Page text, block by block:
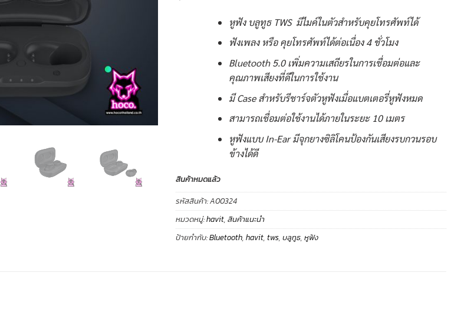
หูฟัง บลูทูธ TWS มีไมค์ในตัวสำหรับคุยโทรศัพท์ได้
ฟังเพลง หรือ คุยโทรศัพท์ได้ต่อเนื่อง 4 ชั่วโมง
Bluetooth 5.0 เพิ่มความเสถียรในการเชื่อมต่อและ
คุณภาพเสียงที่ดีในการใช้งาน
มี Case สำหรับรีชาร์จตัวหูฟังเมื่อแบตเตอรี่หูฟังหมด
สามารถเชื่อมต่อใช้งานได้ภายในระยะ 10 เมตร
หูฟังแบบ In-Ear มีจุกยางซิลิโคนป้องกันเสียงรบกวนรอบ
ข้างได้ดี
สินค้าหมดแล้ว
รหัสสินค้า:A00324
หมวดหมู่:havit, สินค้าแนะนำ
ป้ายกำกับ:Bluetooth, havit, tws, บลูทูธ, หูฟัง